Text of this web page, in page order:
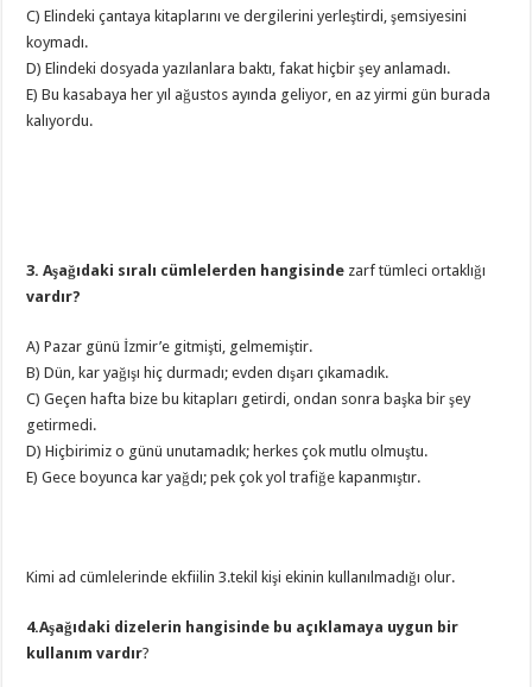
C) Elindeki çantaya kitaplarını ve dergilerini yerleştirdi, şemsiyesini
koymadı.
D) Elindeki dosyada yazılanlara baktı, fakat hiçbir şey anlamadı.
E) Bu kasabaya her yıl ağustos ayında geliyor, en az yirmi gün burada
kalıyordu.
3. Aşağıdaki sıralı cümlelerden hangisinde zarf tümleci ortaklığı
vardır?
A) Pazar günü İzmir’e gitmişti, gelmemiştir.
B) Dün, kar yağışı hiç durmadı; evden dışarı çıkamadık.
C) Geçen hafta bize bu kitapları getirdi, ondan sonra başka bir şey
getirmedi.
D) Hiçbirimiz o günü unutamadık; herkes çok mutlu olmuştu.
E) Gece boyunca kar yağdı; pek çok yol trafiğe kapanmıştır.
Kimi ad cümlelerinde ekfiilin 3.tekil kişi ekinin kullanılmadığı olur.
4.Aşağıdaki dizelerin hangisinde bu açıklamaya uygun bir
kullanım vardır?